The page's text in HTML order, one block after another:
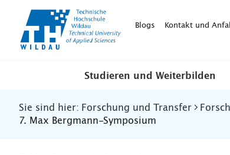
WildauBlogs Kontakt und
Studieren und Weiterbilden
Sie sind hier: Forschung und Transfer
7. Max Bergmann-Symposium